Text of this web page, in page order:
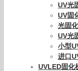
UV光
UV固
光固
UV光
小型
进口
UVLED固化